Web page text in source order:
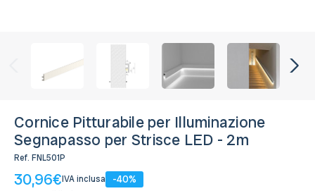
Cornice Pitturabile per Illuminazione
Segnapasso per Strisce LED - 2m
Ref. FNL501P
30,96€IVA inclusa
-40%